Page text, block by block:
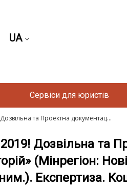
UA
Сервіси для юристів
та Проектна документац...
Дозвільна та
(Мінрегіон:
Експертиза.